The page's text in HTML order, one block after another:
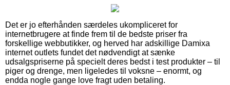
Det er jo efterhånden særdeles ukompliceret for
internetbrugere at finde frem til de bedste priser fra
forskellige webbutikker, og herved har adskillige Damixa
internet outlets fundet det nødvendigt at sænke
udsalgspriserne på specielt deres bedst i test produkter – til
piger og drenge, men ligeledes til voksne – enormt, og
endda nogle gange love fragt uden betaling.